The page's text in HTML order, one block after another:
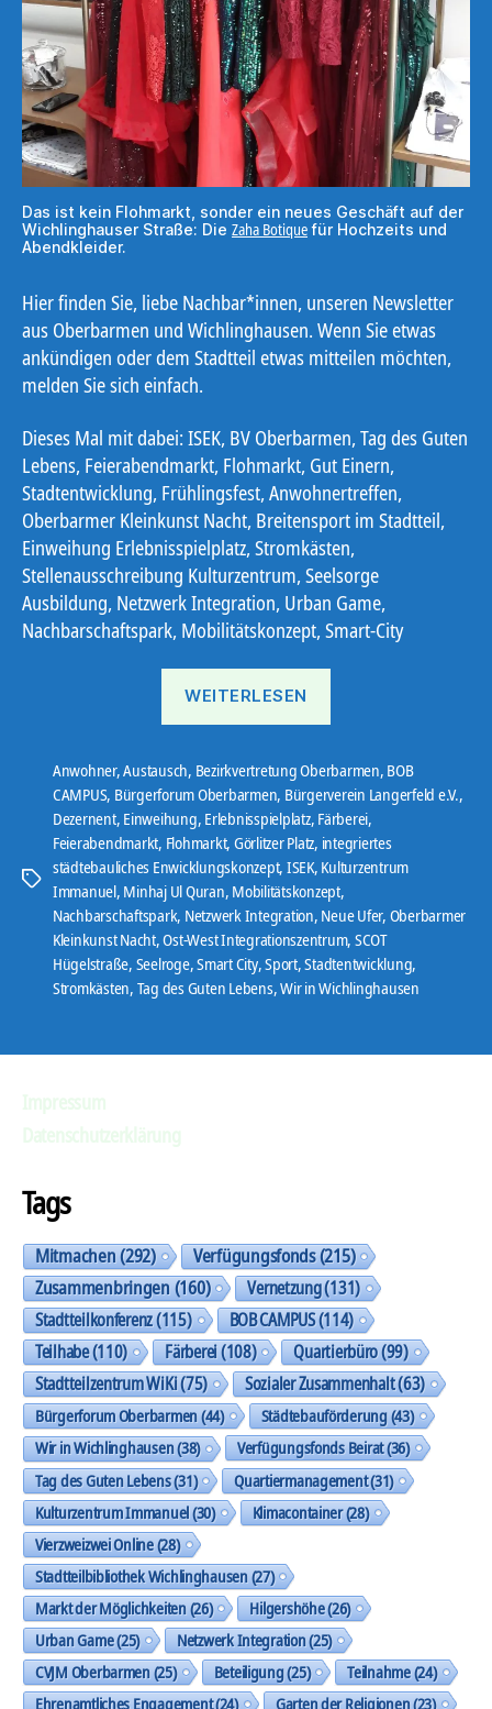
Das ist kein Flohmarkt, sonder ein neues Geschäft auf der
Wichlinghauser Straße: Die Zaha Botiquefür Hochzeits und
Abendkleider.
Hier finden Sie, liebe Nachbar*innen, unseren Newsletter
aus Oberbarmen und Wichlinghausen. Wenn Sie etwas
ankündigen oder dem Stadtteil etwas mitteilen möchten,
melden Sie sich einfach.
Dieses Mal mit dabei: ISEK, BV Oberbarmen, Tag des Guten
Lebens, Feierabendmarkt, Flohmarkt, Gut Einern,
Stadtentwicklung, Frühlingsfest, Anwohnertreffen,
Oberbarmer Kleinkunst Nacht, Breitensport im Stadtteil,
Einweihung Erlebnisspielplatz, Stromkästen,
Stellenausschreibung Kulturzentrum, Seelsorge
Ausbildung, Netzwerk Integration, Urban Game,
Nachbarschaftspark, Mobilitätskonzept, Smart-City
WEITERLESEN
Schlagwörter
Anwohner,Austausch, Bezirkvertretung Oberbarmen, BOB
CAMPUS, Bürgerforum Oberbarmen, Bürgerverein Langerfeld e.V.,
Dezernent, Einweihung, Erlebnisspielplatz, Färberei,
Feierabendmarkt, Flohmarkt, Görlitzer Platz, integriertes
städtebauliches Enwicklungskonzept, ISEK, Kulturzentrum
Immanuel, Minhaj Ul Quran, Mobilitätskonzept,
Nachbarschaftspark, Netzwerk Integration, Neue Ufer, Oberbarmer
Kleinkunst Nacht,Ost-West Integrationszentrum, SCOT
Hügelstraße, Seelroge,Smart City,Sport,Stadtentwicklung,
Stromkästen, Tag des Guten Lebens,Wir in Wichlinghausen
Tags
Mitmachen(292) Verfügungsfonds(215)
Zusammenbringen(160) Vernetzung(131)
Stadtteilkonferenz(115) BOB CAMPUS(114)
Teilhabe(110) Färberei(108) Quartierbüro(99)
Stadtteilzentrum WiKi(75) Sozialer Zusammenhalt(63)
Bürgerforum Oberbarmen(44) Städtebauförderung(43)
Wir in Wichlinghausen(38) Verfügungsfonds Beirat(36)
Tag des Guten Lebens(31) Quartiermanagement(31)
Kulturzentrum Immanuel(30) Klimacontainer(28)
Vierzweizwei Online(28)
Stadtteilbibliothek Wichlinghausen(27)
Markt der Möglichkeiten(26) Hilgershöhe(26)
Urban Game(25) Netzwerk Integration(25)
CVJM Oberbarmen(25) Beteiligung(25) Teilnahme(24)
Ehrenamtliches Engagement(24) Garten der Religionen(23)